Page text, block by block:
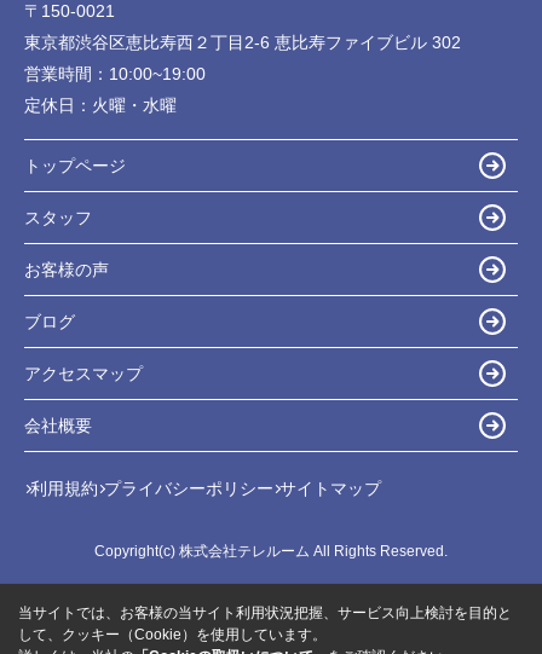
〒150-0021
東京都渋谷区恵比寿西２丁目2-6 恵比寿ファイブビル 302
営業時間： 10:00~19:00
定休日： 火曜・水曜
トップページ
スタッフ
お客様の声
ブログ
アクセスマップ
会社概要
利用規約 プライバシーポリシー サイトマップ
Copyright(c) 株式会社テレルーム All Rights Reserved.
当サイトでは、お客様の当サイト利用状況把握、サービス向上検討を目的と
して、クッキー（Cookie）を使用しています。